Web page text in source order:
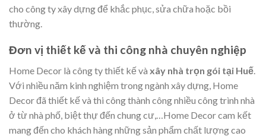
cho công ty xây dựng để khắc phục, sửa chữa hoặc bồi
thường.
Đơn vị thiết kế và thi công nhà chuyên nghiệp
Home Decor là công ty thiết kế và xây nhà trọn gói tại Huế.
Với nhiều năm kinh nghiệm trong ngành xây dựng, Home
Decor đã thiết kế và thi công thành công nhiều công trình nhà
ở từ nhà phố, biệt thự đến chung cư,…Home Decor cam kết
mang đến cho khách hàng những sản phẩm chất lượng cao